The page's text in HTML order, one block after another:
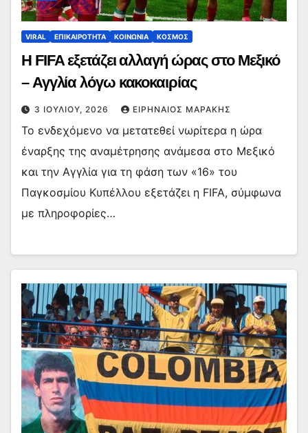
VIRAL ΕΠΙΚΑΙΡΟΤΗΤΑ ΚΟΙΝΩΝΙΑ ΚΟΣΜΟΣ
Η FIFA εξετάζει αλλαγή ώρας στο Μεξικό
– Αγγλία λόγω κακοκαιρίας
3 ΙΟΥΛΊΟΥ, 2026 ΕΙΡΗΝΑΊΟΣ ΜΑΡΆΚΗΣ
Το ενδεχόμενο να μετατεθεί νωρίτερα η ώρα
έναρξης της αναμέτρησης ανάμεσα στο Μεξικό
και την Αγγλία για τη φάση των «16» του
Παγκοσμίου Κυπέλλου εξετάζει η FIFA, σύμφωνα
με πληροφορίες…